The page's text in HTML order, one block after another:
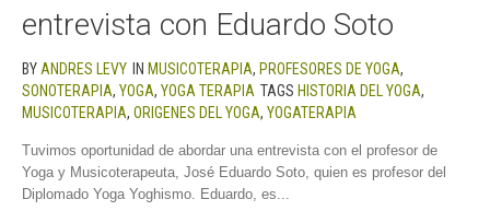
entrevista con Eduardo Soto
BY ANDRES LEVY IN MUSICOTERAPIA, PROFESORES DE YOGA,
SONOTERAPIA, YOGA, YOGA TERAPIA TAGS HISTORIA DEL YOGA,
MUSICOTERAPIA, ORIGENES DEL YOGA, YOGATERAPIA
Tuvimos oportunidad de abordar una entrevista con el profesor de
Yoga y Musicoterapeuta, José Eduardo Soto, quien es profesor del
Diplomado Yoga Yoghismo. Eduardo, es...